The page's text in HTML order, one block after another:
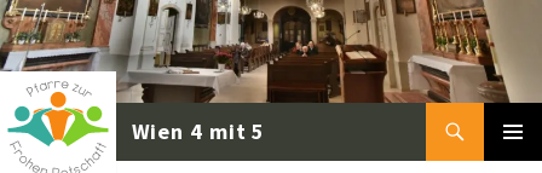
Zum
Inhalt
springen
Suchen